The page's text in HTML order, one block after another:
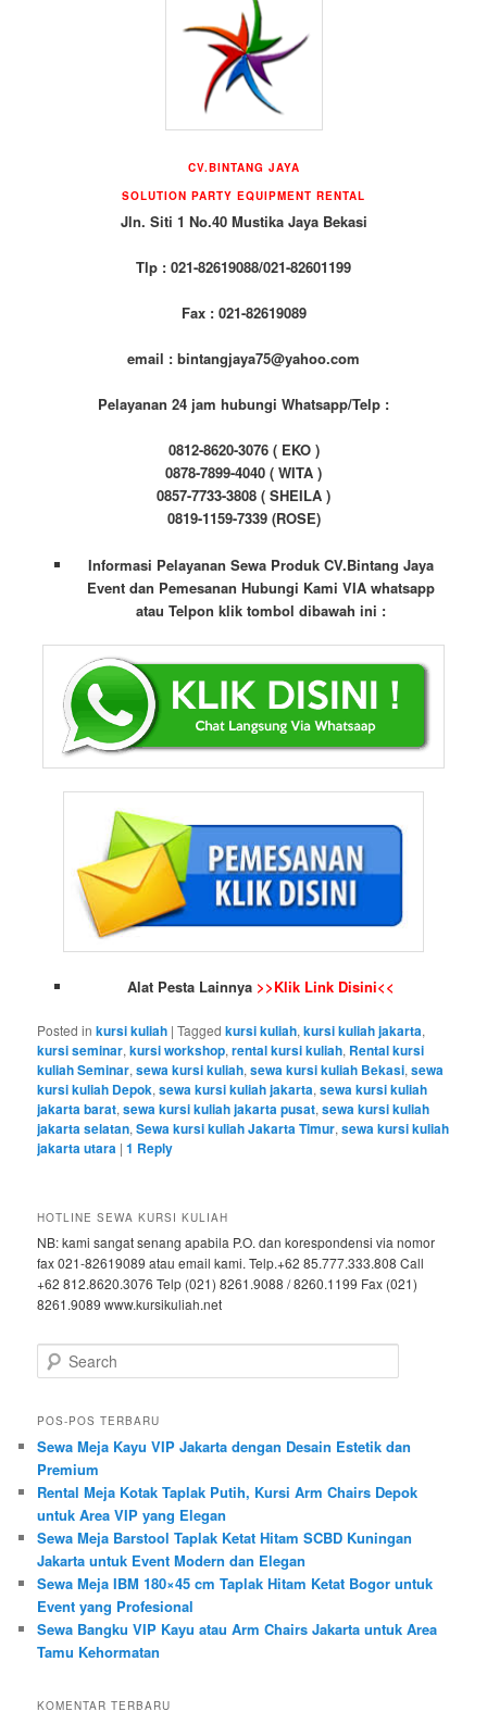
CV.BINTANG JAYA
SOLUTION PARTY EQUIPMENT RENTAL
Jln. Siti 1 No.40 Mustika Jaya Bekasi
Tlp : 021-82619088/021-82601199
Fax : 021-82619089
email : bintangjaya75@yahoo.com
Pelayanan 24 jam hubungi Whatsapp/Telp :
0812-8620-3076 ( EKO )
0878-7899-4040 ( WITA )
0857-7733-3808 ( SHEILA )
0819-1159-7339 (ROSE)
Informasi Pelayanan Sewa Produk CV.Bintang Jaya
Event dan Pemesanan Hubungi Kami VIA whatsapp
atau Telpon klik tombol dibawah ini :
Alat Pesta Lainnya >>Klik Link Disini<<
Posted in kursi kuliah |Tagged kursi kuliah,kursi kuliah jakarta,
kursi seminar,kursi workshop,rental kursi kuliah, Rental kursi
kuliah Seminar,sewa kursi kuliah,sewa kursi kuliah Bekasi,sewa
kursi kuliah Depok,sewa kursi kuliah jakarta,sewa kursi kuliah
jakarta barat,sewa kursi kuliah jakarta pusat,sewa kursi kuliah
jakarta selatan,Sewa kursi kuliah Jakarta Timur,sewa kursi kuliah
jakarta utara |1 Reply
HOTLINE SEWA KURSI KULIAH
NB: kami sangat senang apabila P.O. dan korespondensi via nomor
fax 021-82619089 atau email kami. Telp.+62 85.777.333.808 Call
+62 812.8620.3076 Telp (021) 8261.9088 / 8260.1199 Fax (021)
8261.9089 www.kursikuliah.net
Search
POS-POS TERBARU
Sewa Meja Kayu VIP Jakarta dengan Desain Estetik dan
Premium
Rental Meja Kotak Taplak Putih, Kursi Arm Chairs Depok
untuk Area VIP yang Elegan
Sewa Meja Barstool Taplak Ketat Hitam SCBD Kuningan
Jakarta untuk Event Modern dan Elegan
Sewa Meja IBM 180×45 cm Taplak Hitam Ketat Bogor untuk
Event yang Profesional
Sewa Bangku VIP Kayu atau Arm Chairs Jakarta untuk Area
Tamu Kehormatan
KOMENTAR TERBARU